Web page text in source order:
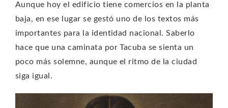
Aunque hoy el edificio tiene comercios en la planta
baja, en ese lugar se gestó uno de los textos más
importantes para la identidad nacional. Saberlo
hace que una caminata por Tacuba se sienta un
poco más solemne, aunque el ritmo de la ciudad
siga igual.